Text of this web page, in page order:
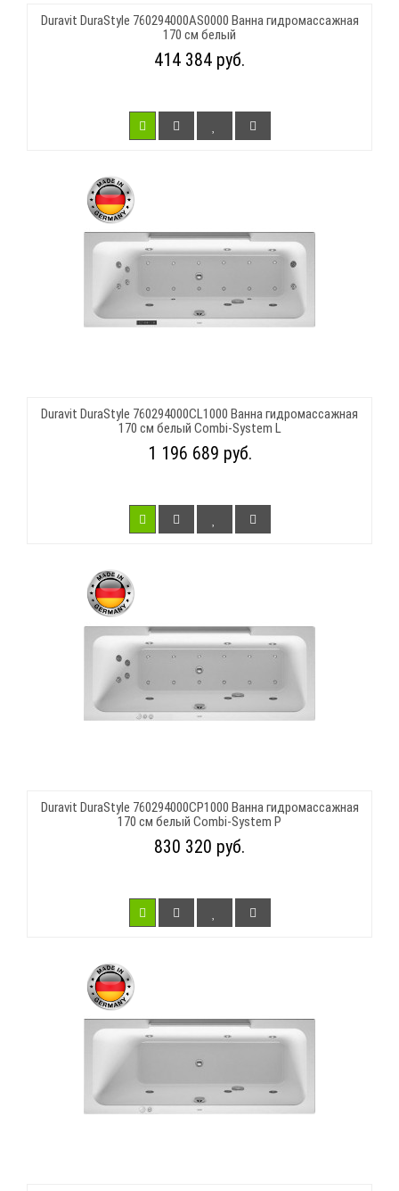
Duravit DuraStyle 760294000AS0000 Ванна гидромассажная
170 см белый
414 384 руб.
Duravit DuraStyle 760294000CL1000 Ванна гидромассажная
170 см белый Combi-System L
1 196 689 руб.
Duravit DuraStyle 760294000CP1000 Ванна гидромассажная
170 см белый Combi-System P
830 320 руб.